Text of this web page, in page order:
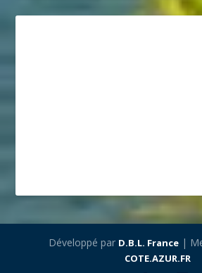
Développé par D.B.L. France|
COTE.AZUR.FR